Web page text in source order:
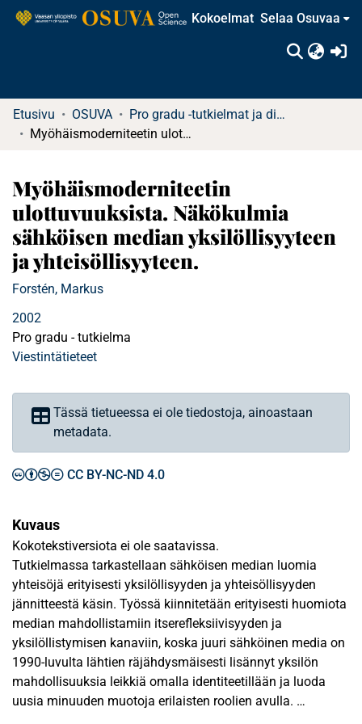
Kokoelmat Selaa Osuvaa
Etusivu OSUVA
Pro gradu -tutkielmat ja diplomityöt
Myöhäismoderniteetin ulottuvuuksista. Näkökulmia sähköisen median yksilöllisyyteen ja yhteisöllisyyteen.
Myöhäismoderniteetin
ulottuvuuksista. Näkökulmia
sähköisen median yksilöllisyyteen
ja yhteisöllisyyteen.
Forstén, Markus
2002
Pro gradu - tutkielma
Viestintätieteet
Tässä tietueessa ei ole tiedostoja, ainoastaan
metadata.
CC BY-NC-ND 4.0
Kuvaus
Kokotekstiversiota ei ole saatavissa.
Tutkielmassa tarkastellaan sähköisen median luomia
yhteisöjä erityisesti yksilöllisyyden ja yhteisöllisyyden
jännitteestä käsin. Työssä kiinnitetään erityisesti huomiota
median mahdollistamiin itserefleksiivisyyden ja
yksilöllistymisen kanaviin, koska juuri sähköinen media on
1990-luvulta lähtien räjähdysmäisesti lisännyt yksilön
mahdollisuuksia leikkiä omalla identiteetillään ja luoda
uusia minuuden muotoja erilaisten roolien avulla.